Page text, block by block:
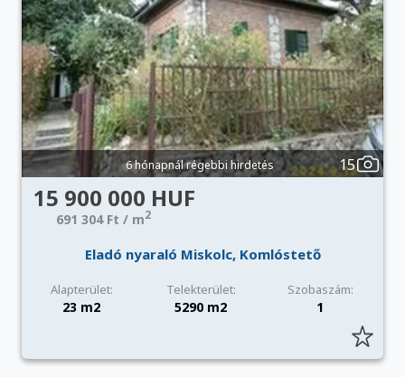
6 hónapnál régebbi hirdetés 15
15 900 000 HUF
691 304 Ft / m2
Eladó nyaraló Miskolc, Komlóstető
Alapterület: Telekterület: Szobaszám:
23 m2 5290 m2 1